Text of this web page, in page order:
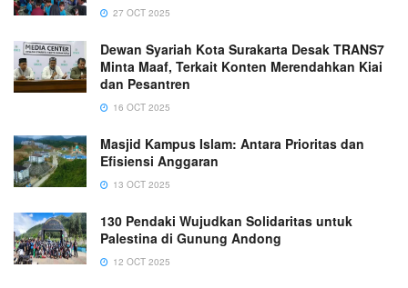
27 OCT 2025
Dewan Syariah Kota Surakarta Desak TRANS7
Minta Maaf, Terkait Konten Merendahkan Kiai
dan Pesantren
16 OCT 2025
Masjid Kampus Islam: Antara Prioritas dan
Efisiensi Anggaran
13 OCT 2025
130 Pendaki Wujudkan Solidaritas untuk
Palestina di Gunung Andong
12 OCT 2025